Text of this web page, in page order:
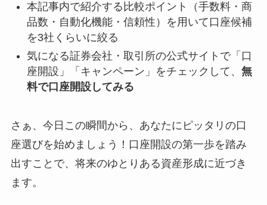
本記事内で紹介する比較ポイント（手数料・商
品数・自動化機能・信頼性）を用いて口座候補
を3社くらいに絞る
気になる証券会社・取引所の公式サイトで「口
座開設」「キャンペーン」をチェックして、 無
料で口座開設してみる
さぁ、今日この瞬間から、あなたにピッタリの口
座選びを始めましょう！口座開設の第一歩を踏み
出すことで、将来のゆとりある資産形成に近づき
ます。